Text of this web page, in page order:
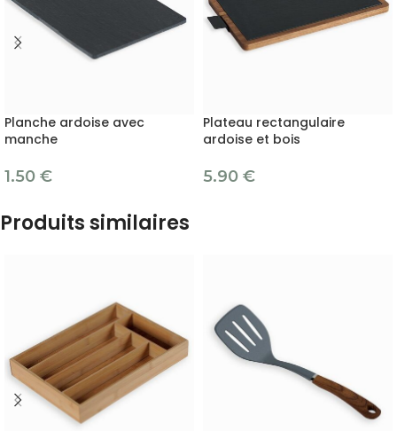
Planche ardoise avec
manche
1.50 €
Plateau rectangulaire
ardoise et bois
5.90 €
Produits similaires